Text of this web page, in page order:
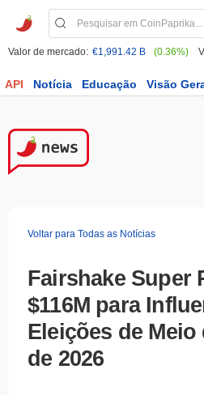
Valor de mercado: €1,991.42 B (0.36%)
API Notícia Educação Visão
Voltar para Todas as Notícias
Fairshake Super
$116M para
Eleições de Meio
de 2026